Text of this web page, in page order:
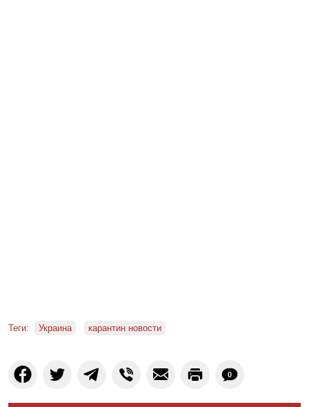
Теги: Украина карантин новости
0